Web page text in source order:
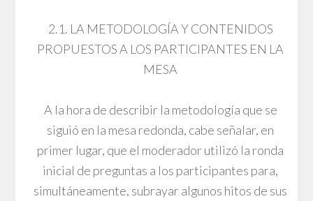
2.1. LA METODOLOGÍA Y CONTENIDOS
PROPUESTOS A LOS PARTICIPANTES EN LA
MESA
A la hora de describir la metodología que se
siguió en la mesa redonda, cabe señalar, en
primer lugar, que el moderador utilizó la ronda
inicial de preguntas a los participantes para,
simultáneamente, subrayar algunos hitos de sus